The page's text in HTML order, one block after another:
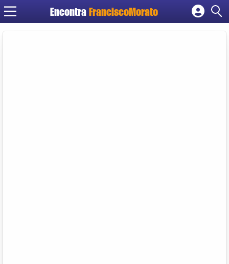
Encontra FranciscoMorato
Cadastrar empresa